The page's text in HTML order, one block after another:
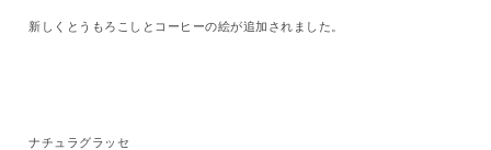
新しくとうもろこしとコーヒーの絵が追加されました。
ナチュラグラッセ